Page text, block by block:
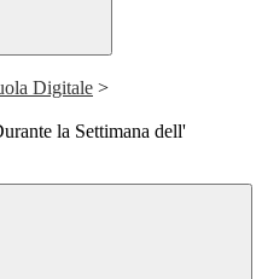
Digitale >
la Settimana dell'